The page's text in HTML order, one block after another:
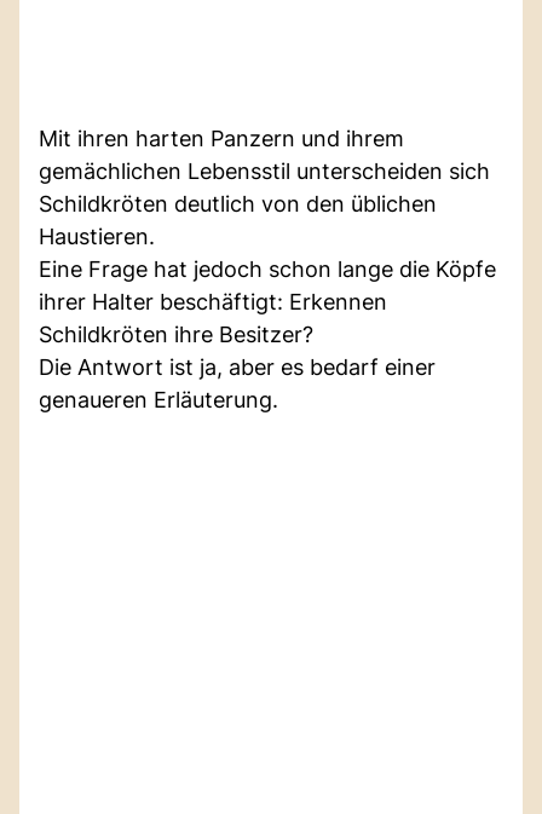
Mit ihren harten Panzern und ihrem
gemächlichen Lebensstil unterscheiden sich
Schildkröten deutlich von den üblichen
Haustieren.
Eine Frage hat jedoch schon lange die Köpfe
ihrer Halter beschäftigt: Erkennen
Schildkröten ihre Besitzer?
Die Antwort ist ja, aber es bedarf einer
genaueren Erläuterung.